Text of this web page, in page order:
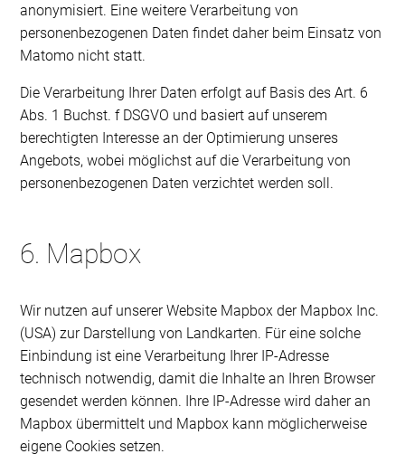
anonymisiert. Eine weitere Verarbeitung von
personenbezogenen Daten findet daher beim Einsatz von
Matomo nicht statt.
Die Verarbeitung Ihrer Daten erfolgt auf Basis des Art. 6
Abs. 1 Buchst. f DSGVO und basiert auf unserem
berechtigten Interesse an der Optimierung unseres
Angebots, wobei möglichst auf die Verarbeitung von
personenbezogenen Daten verzichtet werden soll.
6. Mapbox
Wir nutzen auf unserer Website Mapbox der Mapbox Inc.
(USA) zur Darstellung von Landkarten. Für eine solche
Einbindung ist eine Verarbeitung Ihrer IP-Adresse
technisch notwendig, damit die Inhalte an Ihren Browser
gesendet werden können. Ihre IP-Adresse wird daher an
Mapbox übermittelt und Mapbox kann möglicherweise
eigene Cookies setzen.